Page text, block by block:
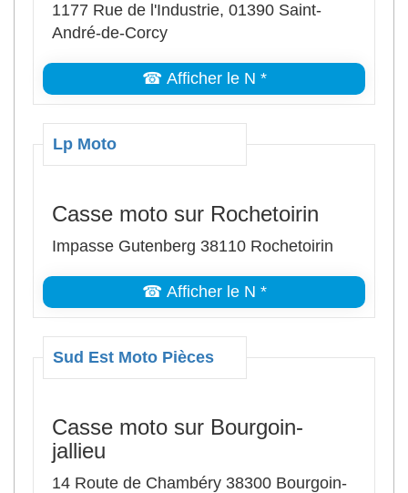
1177 Rue de l'Industrie, 01390 Saint-
André-de-Corcy
☎ Afficher le N *
Lp Moto
Casse moto sur Rochetoirin
Impasse Gutenberg 38110 Rochetoirin
☎ Afficher le N *
Sud Est Moto Pièces
Casse moto sur Bourgoin-
jallieu
14 Route de Chambéry 38300 Bourgoin-